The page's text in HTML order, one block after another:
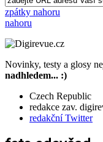
zpátky nahoru
nahoru
Novinky, testy a glosy
nadhledem... :)
Czech Republic
redakce zav.
redakční Twitter